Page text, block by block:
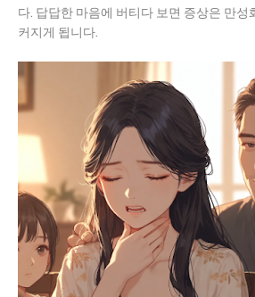
다. 답답한 마음에 버티다 보면 증상은 만성
커지게 됩니다.